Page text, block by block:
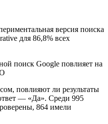
версия поиска
для 86,8% всех
повлияют ли результаты
— «Да». Среди 995
864 имели